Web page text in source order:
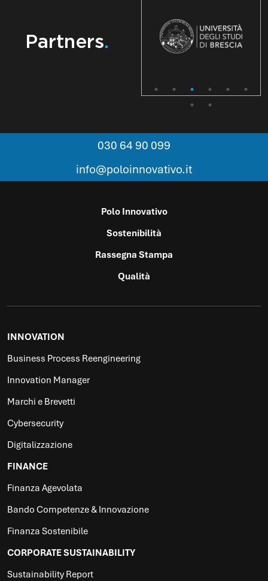
Partners.
030 64 90 099
info@poloinnovativo.it
Polo Innovativo
Sostenibilità
Rassegna Stampa
Qualità
INNOVATION
Business Process Reengineering
Innovation Manager
Marchi e Brevetti
Cybersecurity
Digitalizzazione
FINANCE
Finanza Agevolata
Bando Competenze & Innovazione
Finanza Sostenibile
CORPORATE SUSTAINABILITY
Sustainability Report